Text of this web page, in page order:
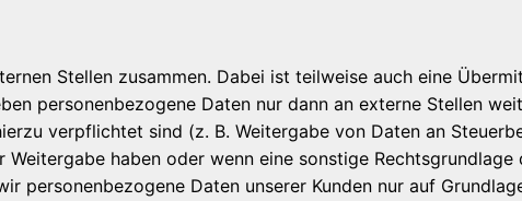
Stellen zusammen. Dabei ist teilweise auch eine
personenbezogene Daten nur dann an externe Stellen
verpflichtet sind (z. B. Weitergabe von Daten an
haben oder wenn eine sonstige Rechtsgrundlage
personenbezogene Daten unserer Kunden nur auf